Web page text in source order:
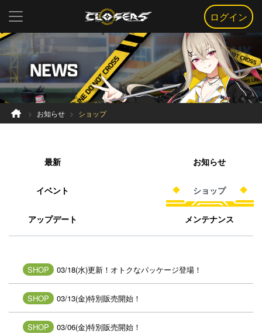
ログイン
お知らせ ショップ
最新 お知らせ
イベント ショップ
アップデート メンテナンス
SHOP 03/18(水)更新！オトクなパッケージ登場！
SHOP 03/13(金)特別販売開始！
SHOP 03/06(金)特別販売開始！